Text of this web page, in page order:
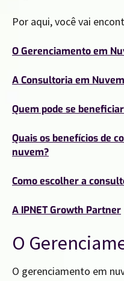
Por aqui, você vai
O Gerenciamento em
A Consultoria em Nuvem
Quem pode se
Quais os benefícios de
nuvem?
Como escolher a
A IPNET Growth Partner
O
O gerenciamento em